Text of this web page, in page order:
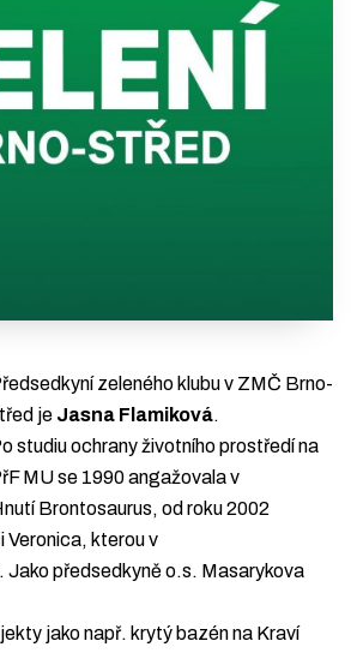
nás
edsedkyní zeleného klubu v ZMČ Brno-
je Jasna Flamiková.
studiu ochrany životního prostředí na
MU se 1990 angažovala v
Brontosaurus, od roku 2002
Veronica, kterou v
Jako předsedkyně o.s. Masarykova
jako např. krytý bazén na Kraví